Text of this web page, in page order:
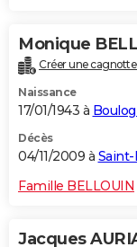
Monique
Créer une
Naissance
17/01/1943 à
Décès
04/11/2009 à
Famille BELLOUIN
Jacques